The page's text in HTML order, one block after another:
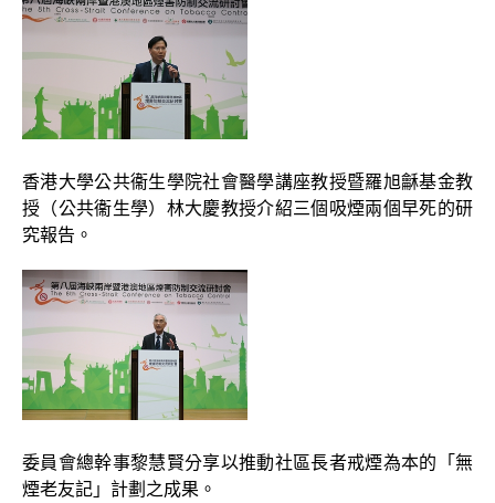
香港大學公共衞生學院社會醫學講座教授暨羅旭龢基金教
授（公共衞生學）林大慶教授介紹三個吸煙兩個早死的研
究報告。
委員會總幹事黎慧賢分享以推動社區長者戒煙為本的「無
煙老友記」計劃之成果。